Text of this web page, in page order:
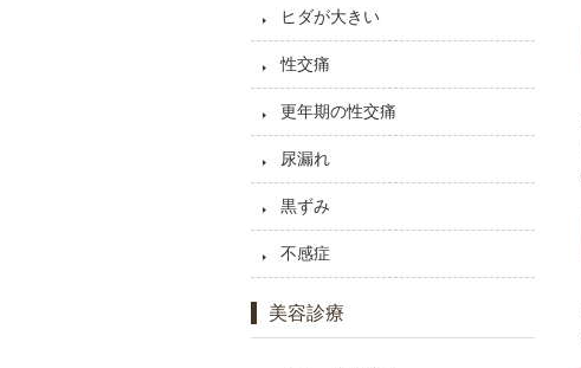
ヒダが大きい
性交痛
更年期の性交痛
尿漏れ
黒ずみ
不感症
美容診療